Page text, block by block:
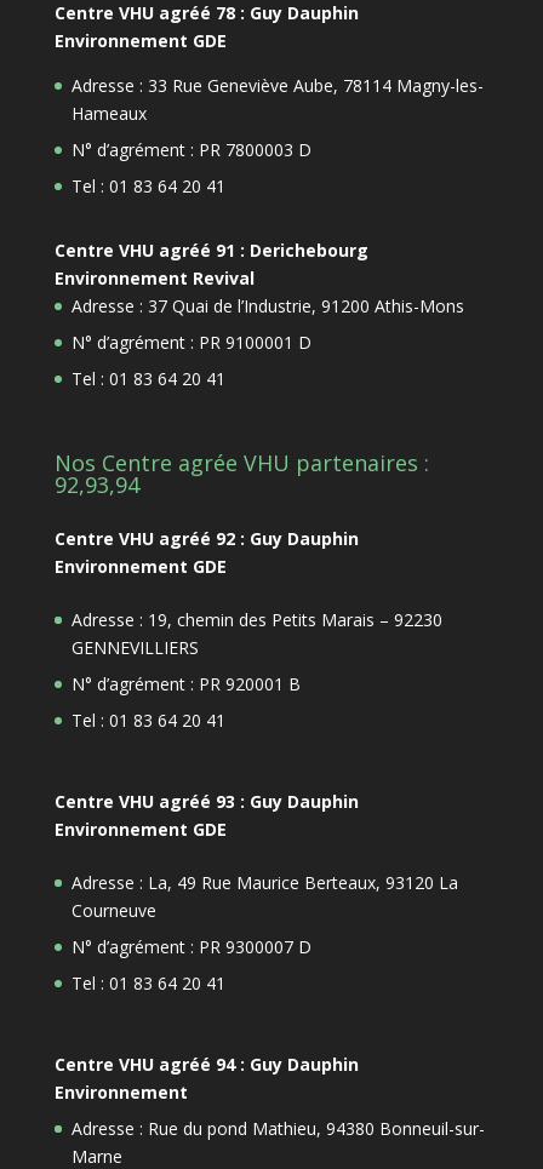
Centre VHU agréé 78 : Guy Dauphin
Environnement GDE
Adresse : 33 Rue Geneviève Aube, 78114 Magny-les-
Hameaux
N° d’agrément : PR 7800003 D
Tel : 01 83 64 20 41
Centre VHU agréé 91 : Derichebourg
Environnement Revival
Adresse : 37 Quai de l’Industrie, 91200 Athis-Mons
N° d’agrément : PR 9100001 D
Tel : 01 83 64 20 41
Nos Centre agrée VHU partenaires :
92,93,94
Centre VHU agréé 92 : Guy Dauphin
Environnement GDE
Adresse : 19, chemin des Petits Marais – 92230
GENNEVILLIERS
N° d’agrément : PR 920001 B
Tel : 01 83 64 20 41
Centre VHU agréé 93 : Guy Dauphin
Environnement GDE
Adresse : La, 49 Rue Maurice Berteaux, 93120 La
Courneuve
N° d’agrément : PR 9300007 D
Tel : 01 83 64 20 41
Centre VHU agréé 94 : Guy Dauphin
Environnement
Adresse : Rue du pond Mathieu, 94380 Bonneuil-sur-
Marne